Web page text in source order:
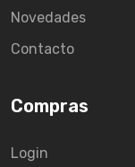
Novedades
Contacto
Compras
Login